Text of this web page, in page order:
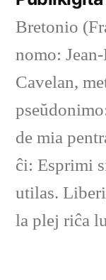
Bretonio
nomo:
Cavelan,
de mia
ĉi: Esprimi
utilas.
la plej riĉa